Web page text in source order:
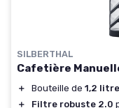
SILBERTHAL
Cafetière
＋ Bouteille de 1,2
＋
Filtre robuste 2.0